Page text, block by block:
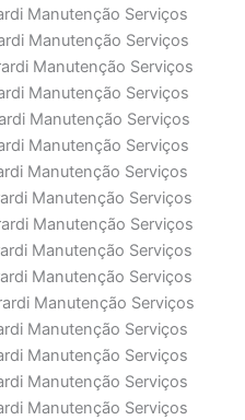
Manutenção Serviços
Manutenção Serviços
Manutenção Serviços
Manutenção Serviços
Manutenção Serviços
Manutenção Serviços
Manutenção Serviços
Manutenção Serviços
Manutenção Serviços
Manutenção Serviços
Manutenção Serviços
Manutenção Serviços
Manutenção Serviços
Manutenção Serviços
Manutenção Serviços
Manutenção Serviços